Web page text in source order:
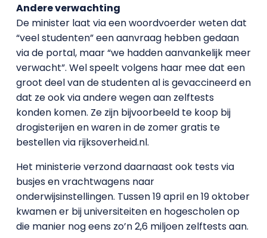
Andere verwachting
De minister laat via een woordvoerder weten dat
“veel studenten” een aanvraag hebben gedaan
via de portal, maar “we hadden aanvankelijk meer
verwacht”. Wel speelt volgens haar mee dat een
groot deel van de studenten al is gevaccineerd en
dat ze ook via andere wegen aan zelftests
konden komen. Ze zijn bijvoorbeeld te koop bij
drogisterijen en waren in de zomer gratis te
bestellen via rijksoverheid.nl.
Het ministerie verzond daarnaast ook tests via
busjes en vrachtwagens naar
onderwijsinstellingen. Tussen 19 april en 19 oktober
kwamen er bij universiteiten en hogescholen op
die manier nog eens zo’n 2,6 miljoen zelftests aan.